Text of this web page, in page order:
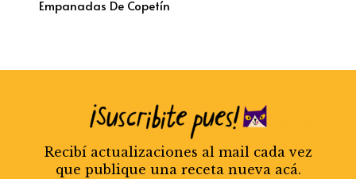
Empanadas De Copetín
Recibí actualizaciones al mail cada vez
que publique una receta nueva acá.